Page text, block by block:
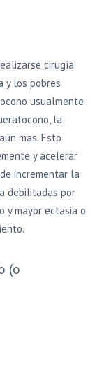
cirugía
y los pobres
usualmente
la
mas. Esto
y acelerar
incrementar la
debilitadas por
y mayor ectasia o
(o